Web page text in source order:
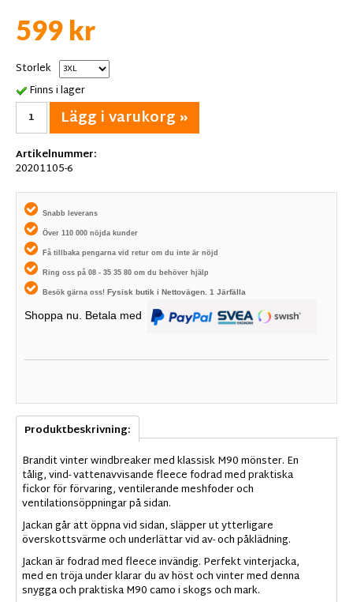
599 kr
Storlek
Finns i lager
Lägg i varukorg »
Artikelnummer:
20201105-6
Snabb leverans
Över 110 000 nöjda kunder
Få tillbaka pengarna vid retur om du inte är nöjd
Ring oss på 08 - 35 35 80 om du behöver hjälp
Besök gärna oss! Fysisk butik i Nettovägen. 1 Järfälla
Shoppa nu. Betala med
Produktbeskrivning:
Brandit vinter windbreaker med klassisk M90 mönster. En
tålig, vind- vattenavvisande fleece fodrad med praktiska
fickor för förvaring, ventilerande meshfoder och
ventilationsöppningar på sidan.
Jackan går att öppna vid sidan, släpper ut ytterligare
överskottsvärme och underlättar vid av- och påklädning.
Jackan är fodrad med fleece invändig. Perfekt vinterjacka,
med en tröja under klarar du av höst och vinter med denna
snygga och praktiska M90 camo i skogs och mark.